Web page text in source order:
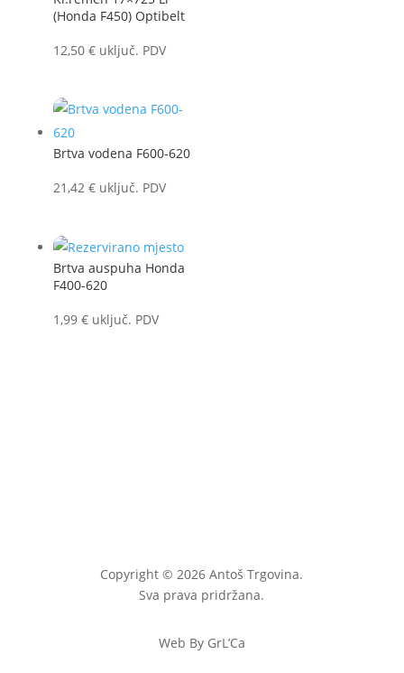
(Honda F450) Optibelt
12,50 € uključ. PDV
Brtva vodena F600-620
21,42 € uključ. PDV
Brtva auspuha Honda
F400-620
1,99 € uključ. PDV
Copyright © 2026 Antoš Trgovina.
Sva prava pridržana.
Web By GrL’Ca